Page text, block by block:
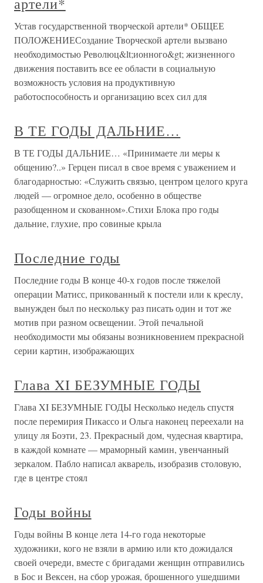
Устав государственной творческой артели* ОБЩЕЕ
ПОЛОЖЕНИЕСоздание Творческой артели вызвано
необходимостью Революц&lt;ионного&gt; жизненного
движения поставить все ее области в социальную
возможность условия на продуктивную
работоспособность и организацию всех сил для
В ТЕ ГОДЫ ДАЛЬНИЕ…
В ТЕ ГОДЫ ДАЛЬНИЕ… «Принимаете ли меры к
общению?..» Герцен писал в свое время с уважением и
благодарностью: «Служить связью, центром целого круга
людей — огромное дело, особенно в обществе
разобщенном и скованном».Стихи Блока про годы
дальние, глухие, про совиные крыла
Последние годы
Последние годы В конце 40-х годов после тяжелой
операции Матисс, прикованный к постели или к креслу,
вынужден был по нескольку раз писать один и тот же
мотив при разном освещении. Этой печальной
необходимости мы обязаны возникновением прекрасной
серии картин, изображающих
Глава XI БЕЗУМНЫЕ ГОДЫ
Глава XI БЕЗУМНЫЕ ГОДЫ Несколько недель спустя
после перемирия Пикассо и Ольга наконец переехали на
улицу ля Боэти, 23. Прекрасный дом, чудесная квартира,
в каждой комнате — мраморный камин, увенчанный
зеркалом. Пабло написал акварель, изобразив столовую,
где в центре стоял
Годы войны
Годы войны В конце лета 14-го года некоторые
художники, кого не взяли в армию или кто дожидался
своей очереди, вместе с бригадами женщин отправились
в Бос и Вексен, на сбор урожая, брошенного ушедшими